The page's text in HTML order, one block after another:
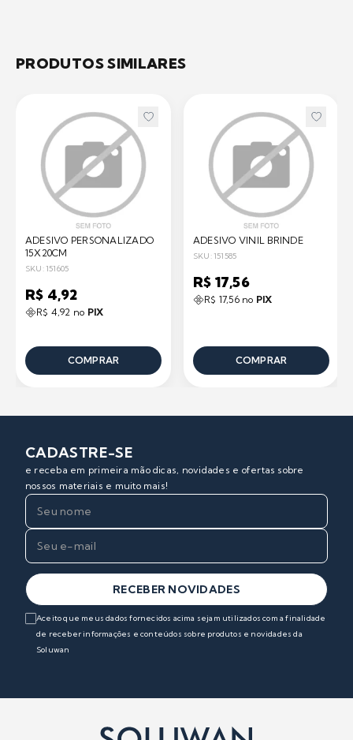
PRODUTOS SIMILARES
ADESIVO PERSONALIZADO
15X20CM
SKU: 151605
R$ 4,92
R$ 4,92 no PIX
COMPRAR
ADESIVO VINIL BRINDE
SKU: 151585
R$ 17,56
R$ 17,56 no PIX
COMPRAR
CADASTRE-SE
e receba em primeira mão dicas, novidades e ofertas sobre
nossos materiais e muito mais!
RECEBER NOVIDADES
Aceito que meus dados fornecidos acima sejam utilizados com a finalidade
de receber informações e conteúdos sobre produtos e novidades da
Soluwan